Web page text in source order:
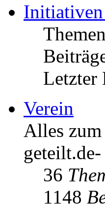
Themen
Letzter
Verein
Alles
geteilt.de-
36
1148